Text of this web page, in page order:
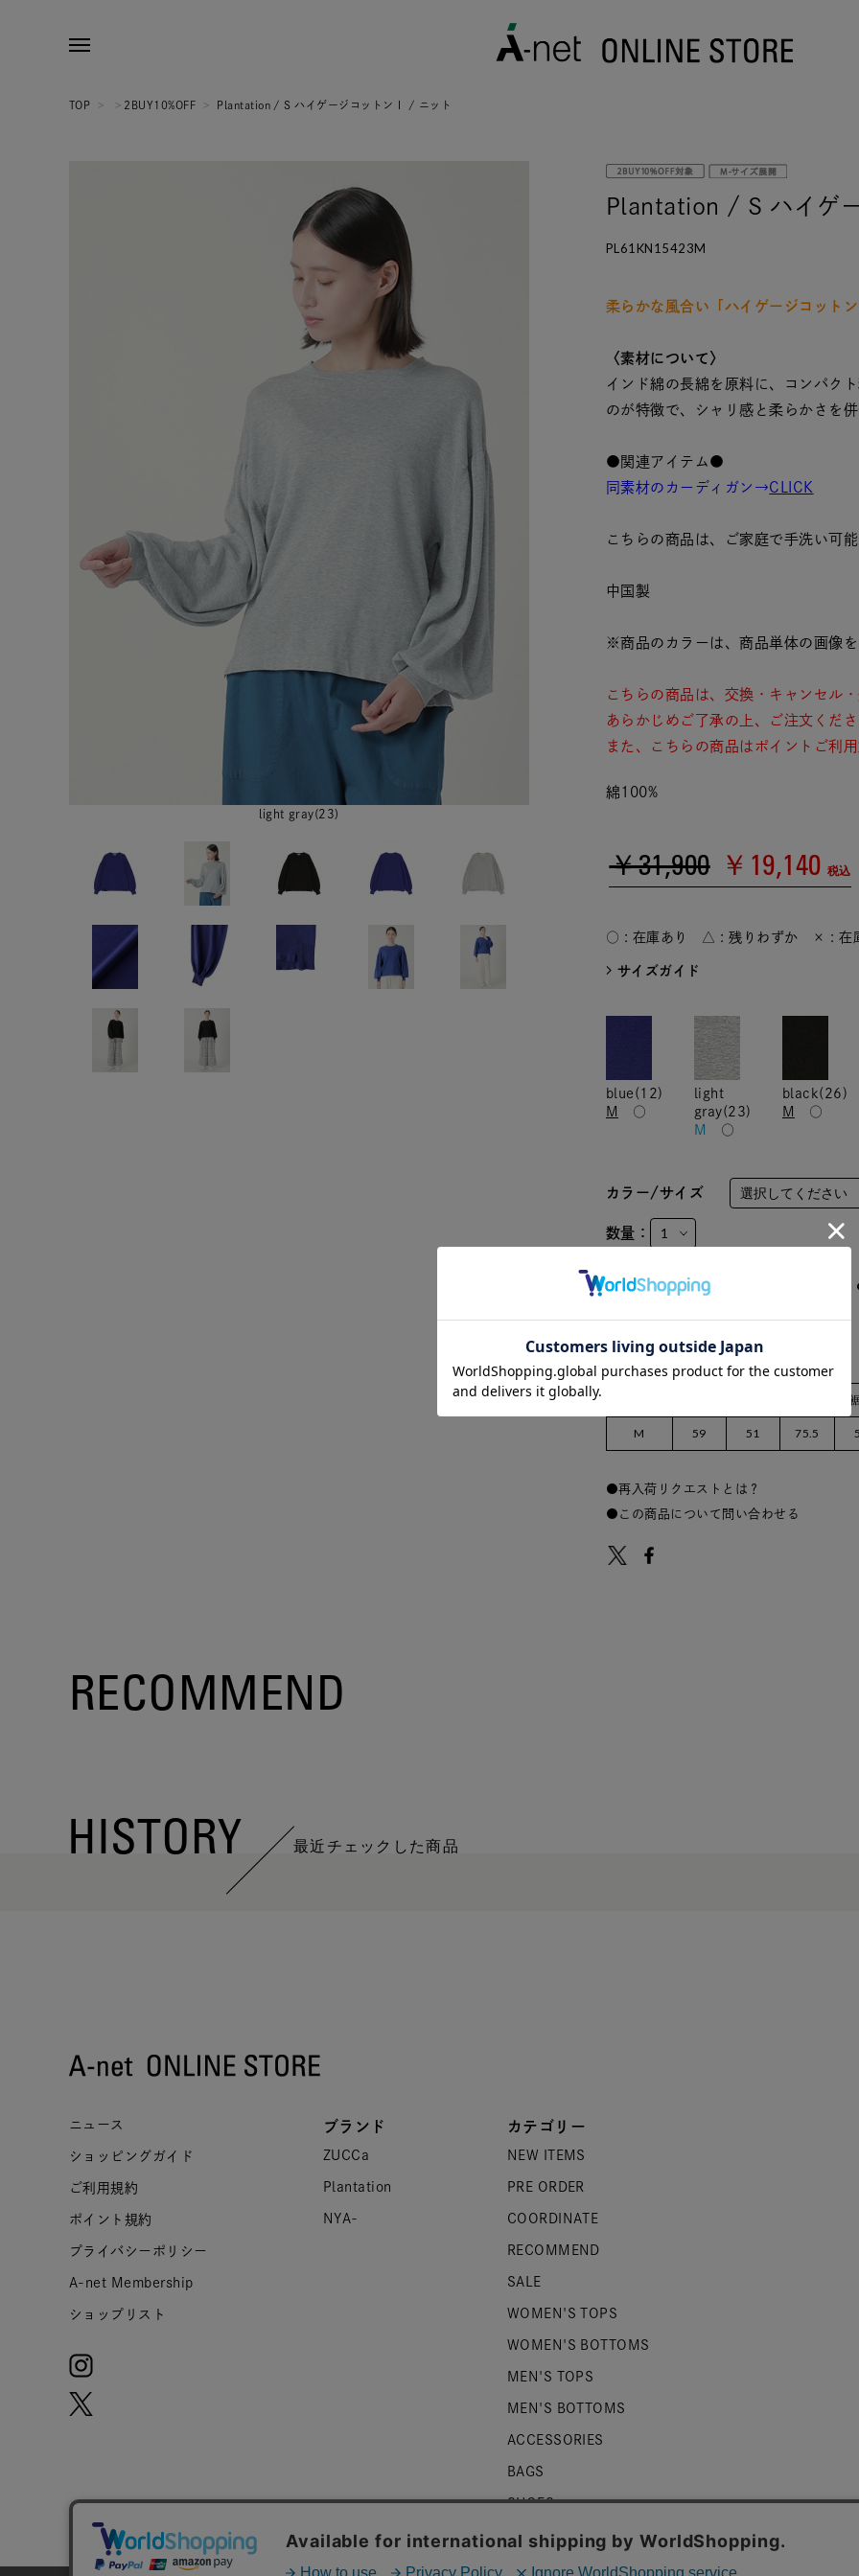
TOP > > 2BUY10%OFF > Plantation / S ハイゲージコットンⅠ / ニット
light gray(23)
Plantation / S ハイゲ
PL61KN15423M
柔らかな風合い「ハイゲージコット
〈素材について〉
インド綿の長綿を原料に、コンパク
のが特徴で、シャリ感と柔らかさを
●関連アイテム●
同素材のカーディガン→CLICK
こちらの商品は、ご家庭で手洗い可能
中国製
※商品のカラーは、商品単体の画像を
こちらの商品は、交換・キャンセル
あらかじめご了承の上、ご注文くだ
また、こちらの商品はポイントご利
綿100%
￥31,900 ￥19,140 税込
○ : 在庫あり △ : 残りわずか × : 在
サイズガイド
blue(12)
M
○
light
gray(23)
M
○
black(26)
M
○
カラー/サイズ
数量：
M 59 51 75.5
再入荷リクエストとは？
この商品について問い合わせる
RECOMMEND
HISTORY 最近チェックした商品
ニュース
ショッピングガイド
ご利用規約
ポイント規約
プライバシーポリシー
A-net Membership
ショップリスト
ブランド
ZUCCa
Plantation
NYA-
カテゴリー
NEW ITEMS
PRE ORDER
COORDINATE
RECOMMEND
SALE
WOMEN'S TOPS
WOMEN'S BOTTOMS
MEN'S TOPS
MEN'S BOTTOMS
ACCESSORIES
BAGS
SHOES
ZUCCa LOGO
BASIC